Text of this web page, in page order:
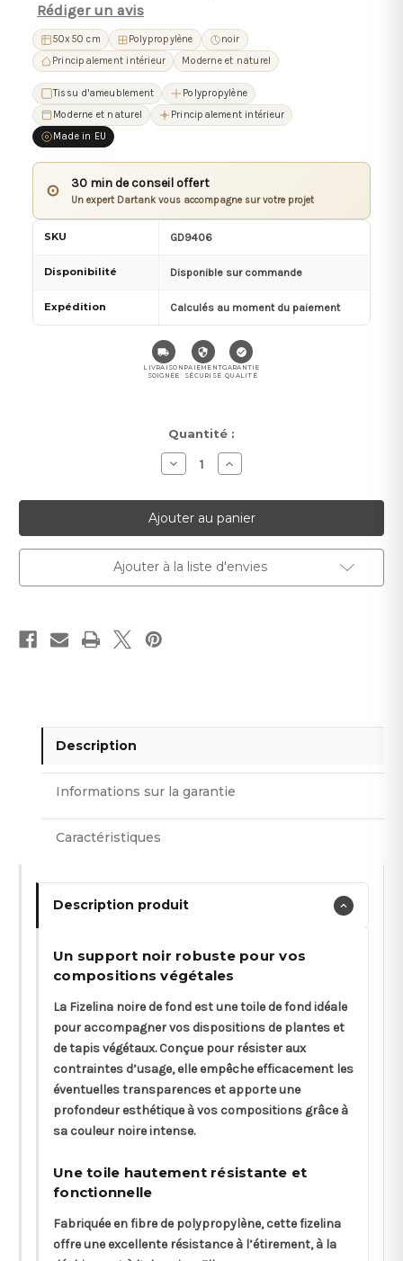
Rédiger un avis
50x50 cm Polypropylène
noir
Principalement intérieur
Moderne et naturel
Tissu d'ameublement
Polypropylène
Moderne et naturel
Principalement intérieur
Made in EU
⊙ 30 min de conseil offert
Un expert Dartank vous accompagne sur votre projet
SKU GD9406
Disponibilité Disponible sur commande
Expédition Calculés au moment du paiement
LIVRAISON
SOIGNÉE
PAIEMENT
SÉCURISÉ
GARANTIE
QUALITÉ
Quantité :
Diminuer
la
pour
Fizelina
noire
de
fond
Augmenter
la
pour
Fizelina
noire
de
fond
Ajouter à la liste d'envies
Description
Informations sur la garantie
Caractéristiques
Description produit
Un support noir robuste pour vos
compositions végétales
La Fizelina noire de fond est une toile de fond idéale
pour accompagner vos dispositions de plantes et
de tapis végétaux. Conçue pour résister aux
contraintes d’usage, elle empêche efficacement les
éventuelles transparences et apporte une
profondeur esthétique à vos compositions grâce à
sa couleur noire intense.
Une toile hautement résistante et
fonctionnelle
Fabriquée en fibre de polypropylène, cette fizelina
offre une excellente résistance à l’étirement, à la